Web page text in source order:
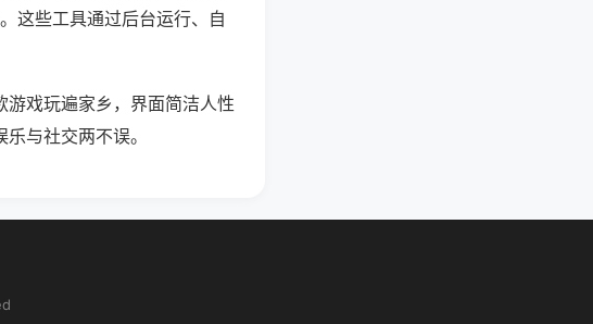
这些工具通过后台运行、自
戏玩遍家乡，界面简洁人性
与社交两不误。